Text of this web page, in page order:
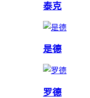
泰克
是德
罗德